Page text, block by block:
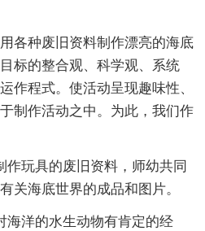
各种废旧资料制作漂亮的海底
标的整合观、科学观、系统
作程式。使活动呈现趣味性、
制作活动之中。为此，我们作
作玩具的废旧资料，师幼共同
关海底世界的成品和图片。
海洋的水生动物有肯定的经